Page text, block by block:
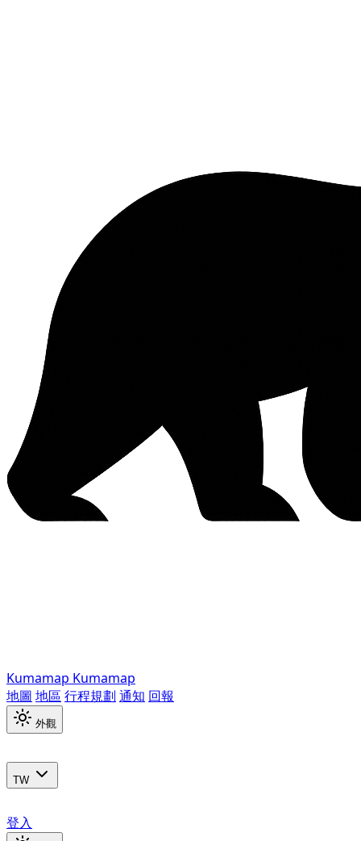
Kumamap Kumamap
地圖 地區 行程規劃 通知 回報
外觀
TW
登入